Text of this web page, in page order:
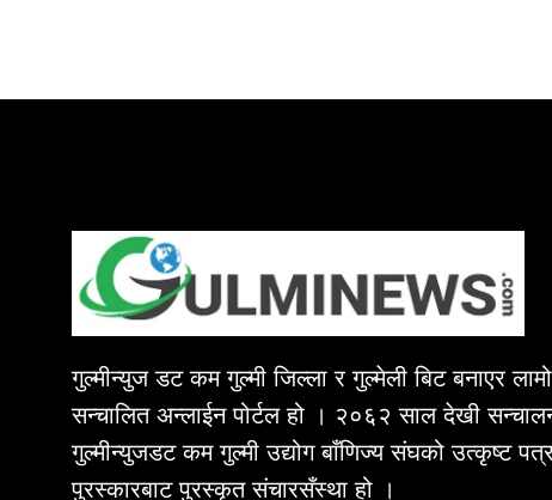
गुल्मीन्युज डट कम गुल्मी जिल्ला र गुल्मेली बिट बनाएर
सन्चालित अन्लाईन पोर्टल हो । २०६२ साल देखी
गुल्मीन्युजडट कम गुल्मी उद्योग बाँणिज्य संघको उत्कृष्ट
पुरस्कारबाट पुरस्कृत संचारसँस्था हो ।